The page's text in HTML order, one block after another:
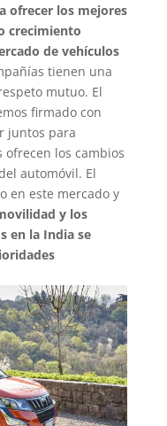
ofrecer los mejores
crecimiento
de vehículos
tienen una
mutuo. El
firmado con
juntos para
ofrecen los cambios
automóvil. El
en este mercado y
y los
en la India se